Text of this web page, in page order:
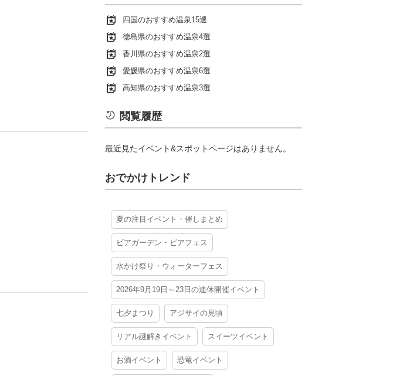
四国のおすすめ温泉15選
徳島県のおすすめ温泉4選
香川県のおすすめ温泉2選
愛媛県のおすすめ温泉6選
高知県のおすすめ温泉3選
閲覧履歴
最近見たイベント&スポットページはありません。
おでかけトレンド
夏の注目イベント・催しまとめ
ビアガーデン・ビアフェス
水かけ祭り・ウォーターフェス
2026年9月19日～23日の連休開催イベント
七夕まつり アジサイの見頃
リアル謎解きイベント スイーツイベント
お酒イベント 恐竜イベント